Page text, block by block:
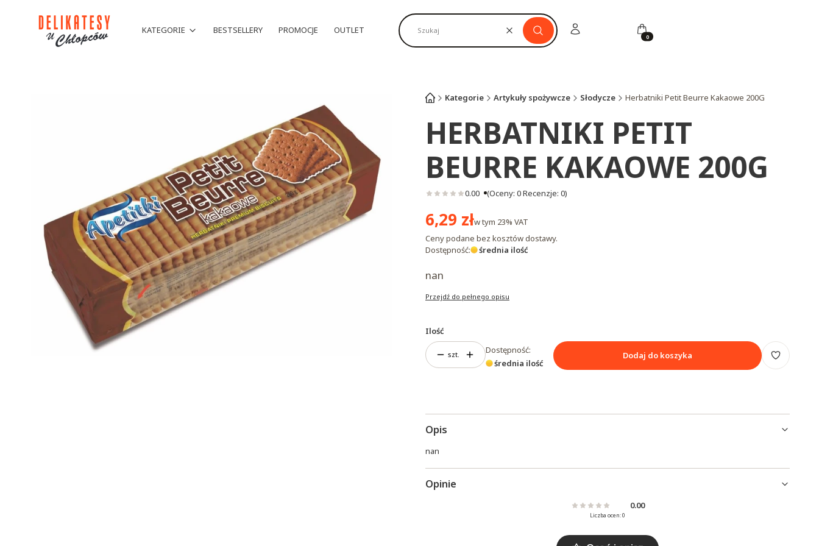
KATEGORIE BESTSELLERY PROMOCJE OUTLET Wyczyść Szukaj
Zaloguj się Koszyk
Kategorie Artykuły spożywcze Słodycze Herbatniki Petit Beurre Kakaowe 200G
HERBATNIKI PETIT
BEURRE KAKAOWE 200G
0.00 (Oceny: 0 Recenzje: 0)
Cena
6,29 złw tym 23% VAT
Ceny podane bez kosztów dostawy.
Dostępność:
średnia ilość
nan
Przejdź do pełnego opisu
Ilość
szt.
Dostępność:
średnia ilość
Dodaj do koszyka
Opis
nan
Opinie
0.00
Liczba ocen: 0